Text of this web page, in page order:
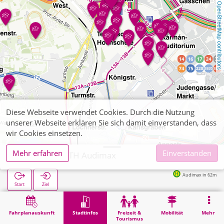
OpenStreetMap contributors
Fahrplanauskunft Stadtinfos
Freizeit &
Tourismus
Mobilität Mehr
Aachen, RWTH Audimax
Start Ziel
Audimax in 62m
Stadtinfos Hochschul-Institute Aachen, RWTH Audimax
Diese Webseite verwendet Cookies. Durch die Nutzung
unserer Webseite erklären Sie sich damit einverstanden, dass
wir Cookies einsetzen.
Mehr erfahren
Einverstanden